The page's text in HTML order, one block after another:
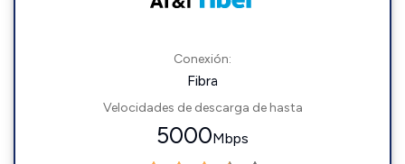
Conexión:
Fibra
Velocidades de descarga de hasta
5000Mbps